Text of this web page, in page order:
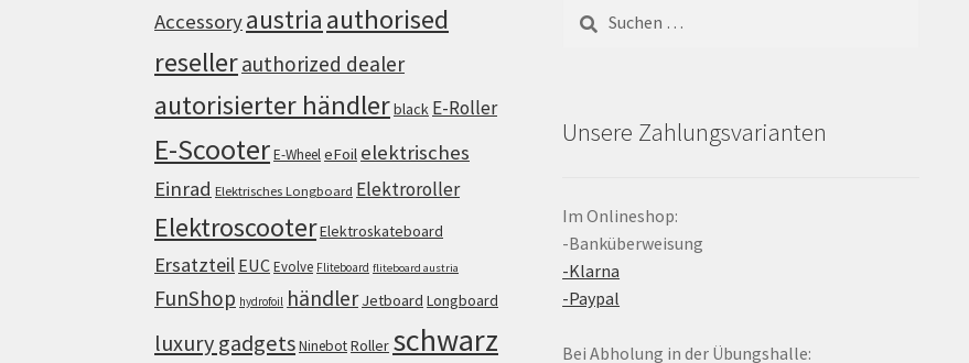
Accessoryaustria authorised
resellerauthorized dealer
autorisierter händlerblack E-Roller
E-ScooterE-WheeleFoil elektrisches
Einrad Elektrisches Longboard Elektroroller
ElektroscooterElektroskateboard
Ersatzteil EUCEvolve Fliteboard fliteboard austria
FunShop hydrofoil händler Jetboard Longboard
luxury gadgetsNinebotRoller schwarz
nach:
Unsere Zahlungsvarianten
Im Onlineshop:
-Banküberweisung
-Klarna
-Paypal
Bei Abholung in der Übungshalle: